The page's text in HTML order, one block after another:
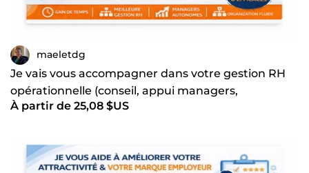
maeletdg
Je vais vous accompagner dans votre gestion RH
opérationnelle (conseil, appui managers,
problématiques RH)
À partir de 25,08 $US